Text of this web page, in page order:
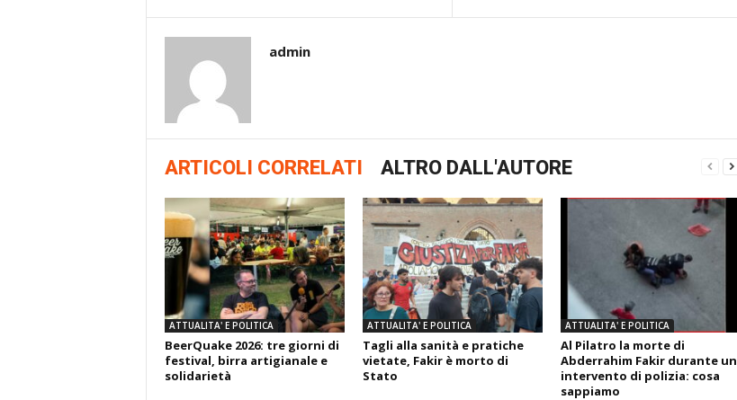
admin
ARTICOLI CORRELATI ALTRO DALL'AUTORE
ATTUALITA' E POLITICA
BeerQuake 2026: tre giorni di
festival, birra artigianale e
solidarietà
ATTUALITA' E POLITICA
Tagli alla sanità e pratiche
vietate, Fakir è morto di
Stato
ATTUALITA' E POLITICA
Al Pilatro la morte di
Abderrahim Fakir durante un
intervento di polizia: cosa
sappiamo